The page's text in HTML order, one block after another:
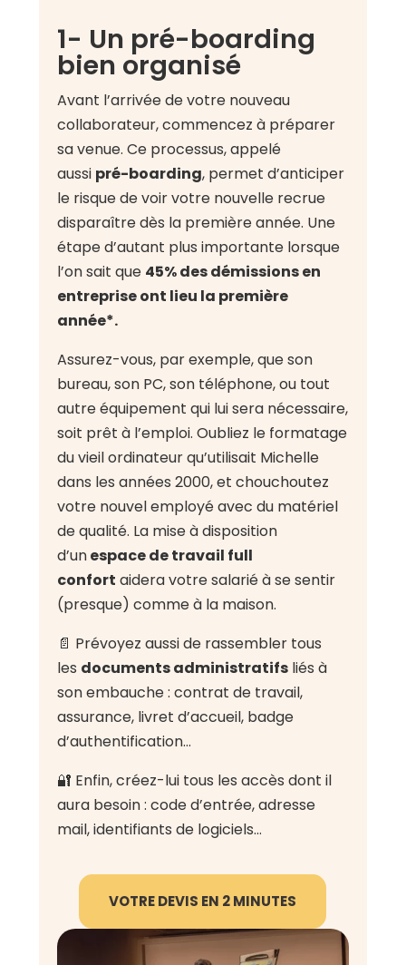
1- Un pré-boarding
bien organisé
Avant l’arrivée de votre nouveau
collaborateur, commencez à préparer
sa venue. Ce processus, appelé
aussi pré-boarding, permet d’anticiper
le risque de voir votre nouvelle recrue
disparaître dès la première année. Une
étape d’autant plus importante lorsque
l’on sait que 45% des démissions en
entreprise ont lieu la première
année*.
Assurez-vous, par exemple, que son
bureau, son PC, son téléphone, ou tout
autre équipement qui lui sera nécessaire,
soit prêt à l’emploi. Oubliez le formatage
du vieil ordinateur qu’utilisait Michelle
dans les années 2000, et chouchoutez
votre nouvel employé avec du matériel
de qualité. La mise à disposition
d’unespace de travail full
confort aidera votre salarié à se sentir
(presque) comme à la maison.
📄 Prévoyez aussi de rassembler tous
les documents administratifs liés à
son embauche : contrat de travail,
assurance, livret d’accueil, badge
d’authentification…
🔐 Enfin, créez-lui tous les accès dont il
aura besoin : code d’entrée, adresse
mail, identifiants de logiciels…
VOTRE DEVIS EN 2 MINUTES